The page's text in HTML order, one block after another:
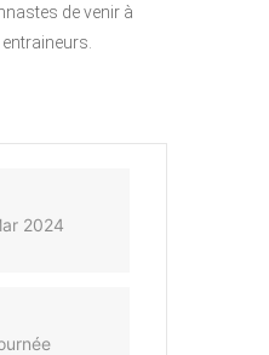
de venir à
2024